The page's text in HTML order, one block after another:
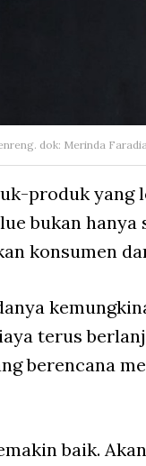
dok: Merinda
produk yang
bukan
konsumen
terus
berencana
baik.